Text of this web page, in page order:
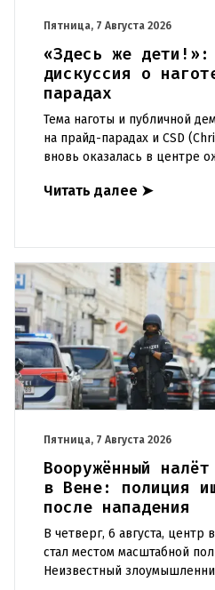
Пятница, 7 Августа 2026
«Здесь же дети!»:
дискуссия о
парадах
Тема наготы и публичной
на прайд-парадах и CSD
вновь оказалась в центре
выражением
Читать далее ➤
Пятница, 7 Августа 2026
Вооружённый
в Вене: полиция
после нападения
В четверг, 6 августа, центр
стал местом масштабной
Неизвестный